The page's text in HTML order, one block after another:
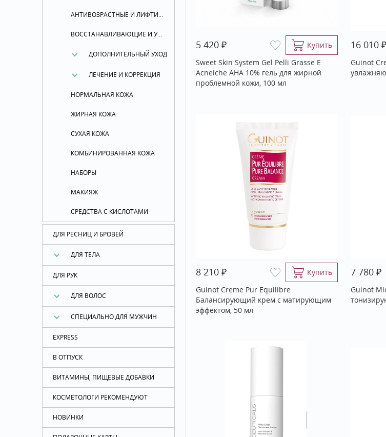
АНТИВОЗРАСТНЫЕ И ЛИФТИНГОВЫЕ СРЕДСТВА
ВОССТАНАВЛИВАЮЩИЕ И УСПОКАИВАЮЩИЕ СРЕДСТВА
ДОПОЛНИТЕЛЬНЫЙ УХОД
ЛЕЧЕНИЕ И КОРРЕКЦИЯ
НОРМАЛЬНАЯ КОЖА
ЖИРНАЯ КОЖА
СУХАЯ КОЖА
КОМБИНИРОВАННАЯ КОЖА
НАБОРЫ
МАКИЯЖ
СРЕДСТВА С КИСЛОТАМИ
ДЛЯ РЕСНИЦ И БРОВЕЙ
ДЛЯ ТЕЛА
ДЛЯ РУК
ДЛЯ ВОЛОС
СПЕЦИАЛЬНО ДЛЯ МУЖЧИН
EXPRESS
В ОТПУСК
ВИТАМИНЫ, ПИЩЕВЫЕ ДОБАВКИ
КОСМЕТОЛОГИ РЕКОМЕНДУЮТ
НОВИНКИ
5 420 ₽
Купить
Sweet Skin System Gel Pelli Grasse E
Acneiche АНА 10% гель для жирной
проблемной кожи, 100 мл
16 010 ₽
Guinot
8 210 ₽
Купить
Guinot Creme Pur Equilibre
Балансирующий крем с матирующим
эффектом, 50 мл
7 780 ₽
Guinot